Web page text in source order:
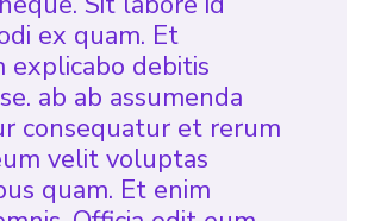
ex quam. Et
debitis
ab ab assumenda
consequatur et rerum
velit voluptas
quam. Et enim